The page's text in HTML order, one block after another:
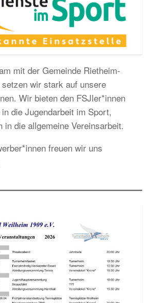
mit der Gemeinde Rietheim-
wir stark auf unsere
Wir bieten den FSJler*innen
die Jugendarbeit im Sport,
in die allgemeine Vereinsarbeit.
freuen wir uns